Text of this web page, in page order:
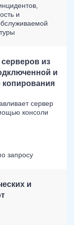
и
из
и
копирования
сервер
консоли
запросу
и